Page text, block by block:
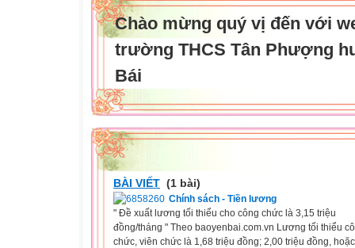
Chào mừng quý vị đến với
trường THCS Tân Phượng
Bái
BÀI VIẾT (1 bài)
Chính sách - Tiền lương
" Đề xuất lương tối thiểu cho công chức là 3,15 triệu
đồng/tháng " Theo baoyenbai.com.vn Lương tối thiểu
chức, viên chức là 1,68 triệu đồng; 2,00 triệu đồng, hoặc